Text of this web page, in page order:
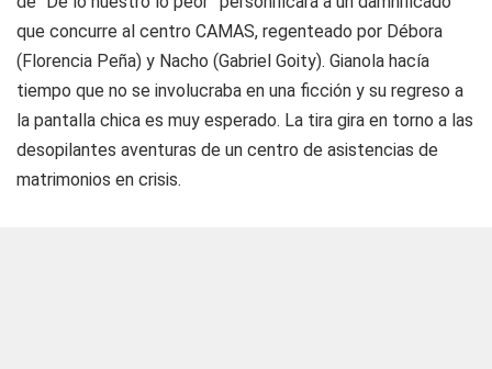
que concurre al centro CAMAS, regenteado por Débora
(Florencia Peña) y Nacho (Gabriel Goity). Gianola hacía
tiempo que no se involucraba en una ficción y su regreso a
la pantalla chica es muy esperado. La tira gira en torno a las
desopilantes aventuras de un centro de asistencias de
matrimonios en crisis.